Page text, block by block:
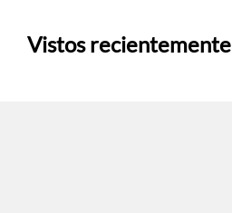
Vistos recientemente